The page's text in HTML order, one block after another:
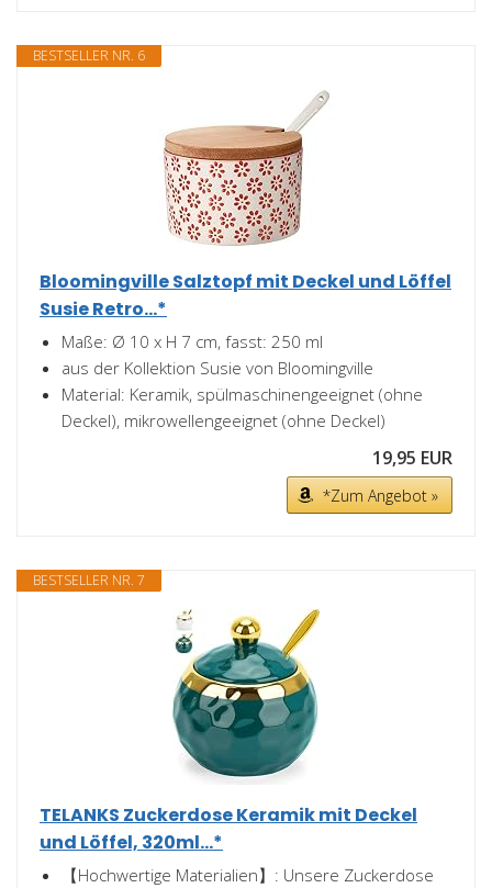
BESTSELLER NR. 6
Bloomingville Salztopf mit Deckel und Löffel
Susie Retro...*
Maße: Ø 10 x H 7 cm, fasst: 250 ml
aus der Kollektion Susie von Bloomingville
Material: Keramik, spülmaschinengeeignet (ohne
Deckel), mikrowellengeeignet (ohne Deckel)
19,95 EUR
*Zum Angebot »
BESTSELLER NR. 7
TELANKS Zuckerdose Keramik mit Deckel
und Löffel, 320ml...*
【Hochwertige Materialien】: Unsere Zuckerdose